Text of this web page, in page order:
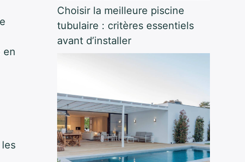
en
Choisir la meilleure piscine
tubulaire : critères essentiels
avant d’installer